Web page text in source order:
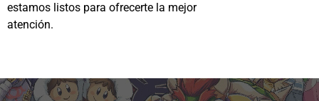
estamos listos para ofrecerte la mejor
atención.